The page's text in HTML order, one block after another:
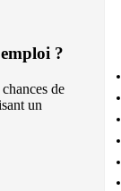
?
de
un